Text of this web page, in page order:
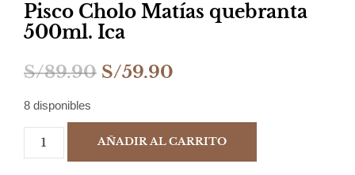
Pisco Cholo Matías quebranta
500ml. Ica
S/89.90 El
original
era:
S/59.90
actual
es:
8 disponibles
AÑADIR AL CARRITO